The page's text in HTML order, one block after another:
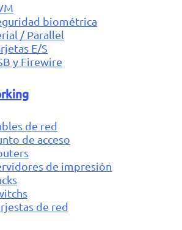
biométrica
/ Parallel
E/S
y Firewire
de red
de acceso
de impresión
de red